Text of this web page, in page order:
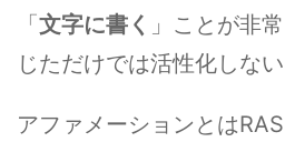
「文字に書く 」ことが非
じただけでは活性化しない
アファメーションとは